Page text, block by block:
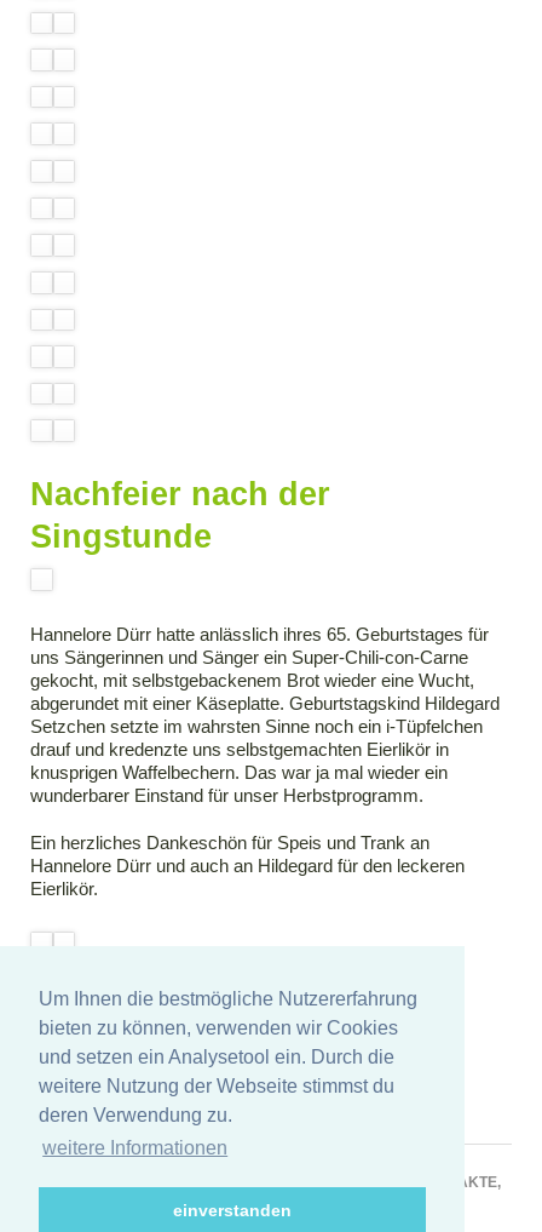
Um Ihnen die bestmögliche Nutzererfahrung
bieten zu können, verwenden wir Cookies
und setzen ein Analysetool ein. Durch die
weitere Nutzung der Webseite stimmst du
deren Verwendung zu.
weitere Informationen
einverstanden
Nachfeier nach der
Singstunde
Hannelore Dürr hatte anlässlich ihres 65. Geburtstages für
uns Sängerinnen und Sänger ein Super-Chili-con-Carne
gekocht, mit selbstgebackenem Brot wieder eine Wucht,
abgerundet mit einer Käseplatte. Geburtstagskind Hildegard
Setzchen setzte im wahrsten Sinne noch ein i-Tüpfelchen
drauf und kredenzte uns selbstgemachten Eierlikör in
knusprigen Waffelbechern. Das war ja mal wieder ein
wunderbarer Einstand für unser Herbstprogramm.
Ein herzliches Dankeschön für Speis und Trank an
Hannelore Dürr und auch an Hildegard für den leckeren
Eierlikör.
KONTAKTE,
FREUNDE, SPONSOREN
TERMINE